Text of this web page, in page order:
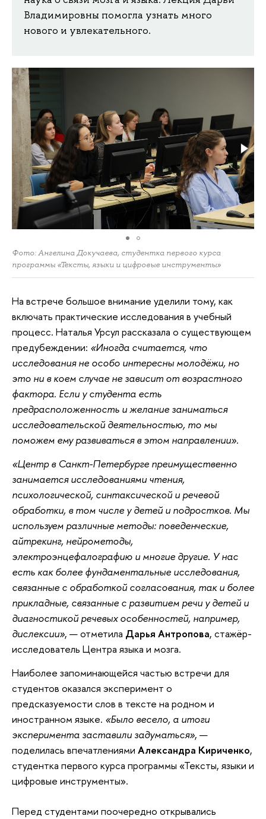
Владимировны помогла узнать много
нового и увлекательного.
Фото: Ангелина Докучаева, студентка первого курса
программы «Тексты, языки и цифровые инструменты»
На встрече большое внимание уделили тому, как
включать практические исследования в учебный
процесс. Наталья Урсул рассказала о существующем
предубеждении: «Иногда считается, что
исследования не особо интересны молодёжи, но
это ни в коем случае не зависит от возрастного
фактора. Если у студента есть
предрасположенность и желание заниматься
исследовательской деятельностью, то мы
поможем ему развиваться в этом направлении».
«Центр в Санкт-Петербурге преимущественно
занимается исследованиями чтения,
психологической, синтаксической и речевой
обработки, в том числе у детей и подростков. Мы
используем различные методы: поведенческие,
айтрекинг, нейрометоды,
электроэнцефалографию и многие другие. У нас
есть как более фундаментальные исследования,
связанные с обработкой согласования, так и более
прикладные, связанные с развитием речи у детей и
диагностикой речевых особенностей, например,
дислексии», — отметила Дарья Антропова, стажёр-
исследователь Центра языка и мозга.
Наиболее запоминающейся частью встречи для
студентов оказался эксперимент о
предсказуемости слов в тексте на родном и
иностранном языке. «Было весело, а итоги
эксперимента заставили задуматься», —
поделилась впечатлениями Александра Кириченко,
студентка первого курса программы «Тексты, языки и
цифровые инструменты».
Перед студентами поочередно открывались